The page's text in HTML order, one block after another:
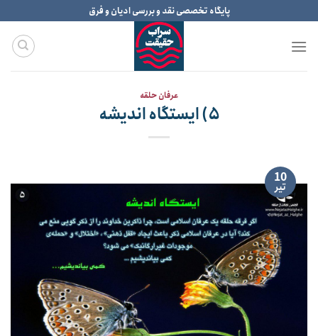
to
content
پایگاه تخصصی نقد و بررسی ادیان و فرق
عرفان حلقه
۵) ایستگاه اندیشه
10
تیر